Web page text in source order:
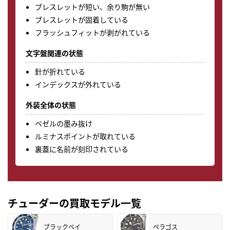
ブレスレットが短い、余り駒が無い
ブレスレットが固着している
フラッシュフィットが剥がれている
文字盤関連の状態
針が折れている
インデックスが外れている
外装全体の状態
ベゼルの墨み抜け
ルミナスポイントが取れている
裏蓋に名前が刻印されている
チューダーの買取モデル一覧
ブラックベイ ペラゴス